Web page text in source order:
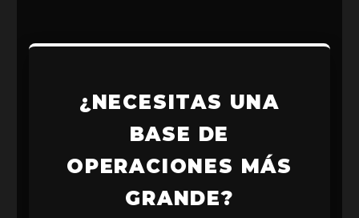
¿NECESITAS UNA
BASE DE
OPERACIONES MÁS
GRANDE?